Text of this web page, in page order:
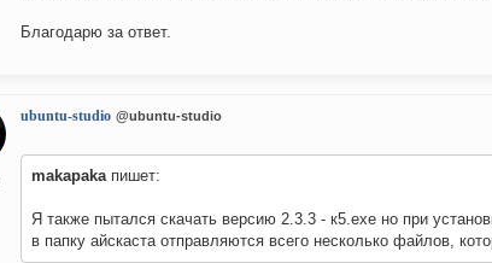
Благодарю за ответ.
ubuntu-studio @ubuntu-studio
makapakaпишет:
Я также пытался скачать версию 2.3.3 - к5.exe но при
в папку айскаста отправляются всего несколько файлов,